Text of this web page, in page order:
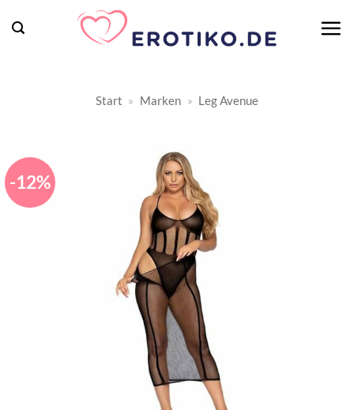
Inhalt
Start » Marken » Leg Avenue
-12%